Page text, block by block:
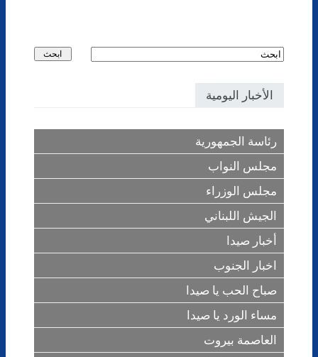
الأخبار اليومية
رئاسة الجمهورية
مجلس النواب
مجلس الوزراء
الجيش اللبناني
أخبار صيدا
اخبار الجنوب
صباح الحب يا صيدا
مساء الورد يا صيدا
العاصمة بيروت